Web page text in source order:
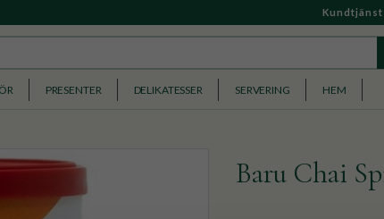
Kundtjänst
PRESENTER DELIKATESSER SERVERING HEM
Baru Chai